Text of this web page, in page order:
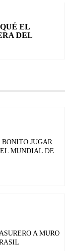
EL
DEL
BONITO JUGAR
MUNDIAL DE
A MURO